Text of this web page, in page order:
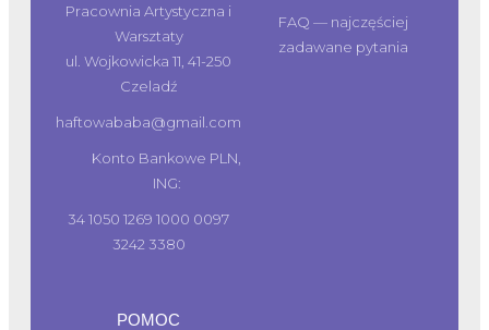
Pracownia Artystyczna i
Warsztaty
ul. Wojkowicka 11, 41-250
Czeladź
haftowababa@gmail.com
Konto Bankowe PLN,
ING:
34 1050 1269 1000 0097
3242 3380
FAQ — najczęściej
zadawane pytania
POMOC